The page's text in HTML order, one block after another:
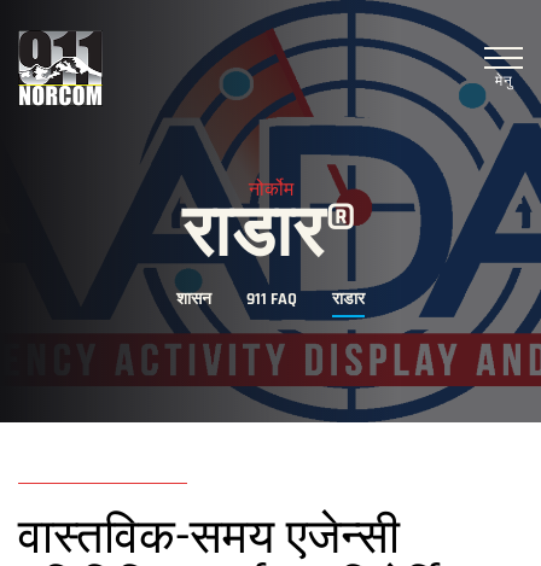
मेनु
नोर्कोम
राडार®
शासन 911 FAQ राडार
वास्तविक-समय एजेन्सी